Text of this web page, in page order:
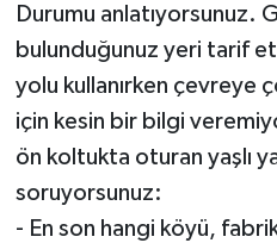
Durumu anlatıyorsunuz.
bulunduğunuz yeri tarif
yolu kullanırken çevreye
için kesin bir bilgi
ön koltukta oturan yaşlı
soruyorsunuz:
- En son hangi köyü,